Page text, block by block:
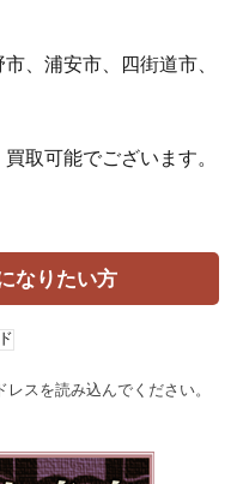
、浦安市、四街道市、
取可能でございます。
なりたい方
スを読み込んでください。